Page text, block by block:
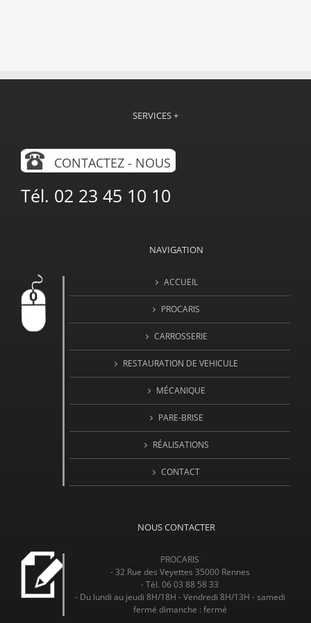
SERVICES +
CONTACTEZ - NOUS
Tél. 02 23 45 10 10
NAVIGATION
ACCUEIL
PROCARIS
CARROSSERIE
RESTAURATION DE VEHICULE
MÉCANIQUE
PARE-BRISE
RÉALISATIONS
CONTACT
NOUS CONTACTER
PROCARIS
- 32 Rue des Veyettes 35000 Rennes
- Tél. 06 03 88 58 33
- Du lundi au jeudi 8H/18H - Vendredi 8H/13H - samedi
fermé dimanche : fermé